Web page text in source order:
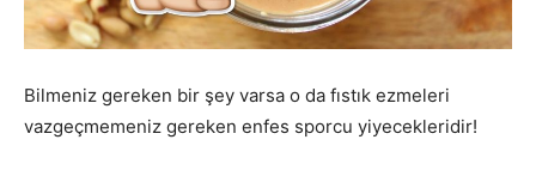
Bilmeniz gereken bir şey varsa o da fıstık ezmeleri
vazgeçmemeniz gereken enfes sporcu yiyecekleridir!